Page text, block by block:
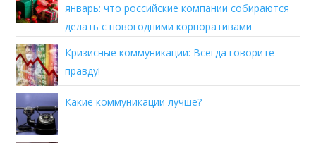
январь: что российские компании собираются
делать с новогодними корпоративами
Кризисные коммуникации: Всегда говорите
правду!
Какие коммуникации лучше?